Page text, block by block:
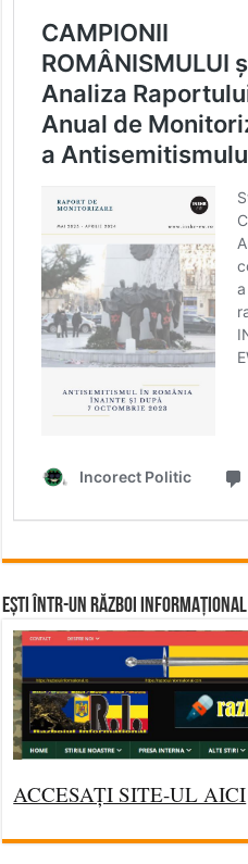
Ești într-un RĂZBOI INFORMAȚIONAL
ACCESAȚI SITE-UL AICI